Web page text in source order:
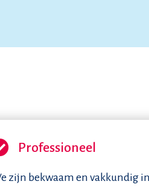
Professioneel
zijn bekwaam en vakkundig in